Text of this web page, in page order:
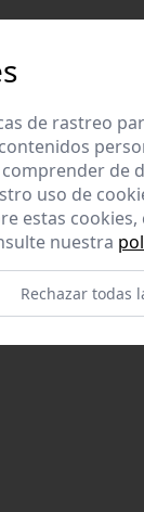
de rastreo
de
uso de
estas
nuestra
Rechazar todas